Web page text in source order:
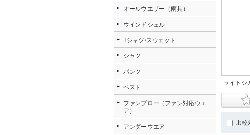
ライトシ
比較
オールウエザー（雨具）
ウインドシェル
Tシャツ/スウェット
シャツ
パンツ
ベスト
ファンブロー（ファン対応ウエ
ア）
アンダーウエア